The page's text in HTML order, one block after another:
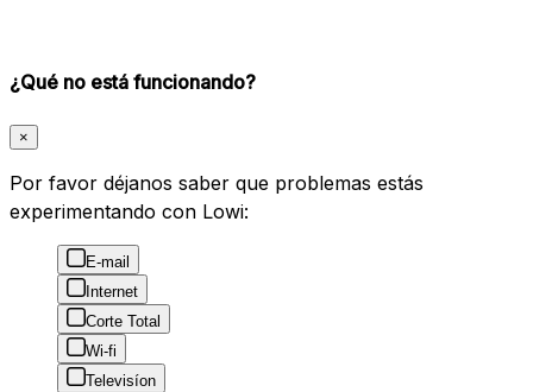
¿Qué no está funcionando?
×
Por favor déjanos saber que problemas estás
experimentando con Lowi:
E-mail
Internet
Corte Total
Wi-fi
Televisíon